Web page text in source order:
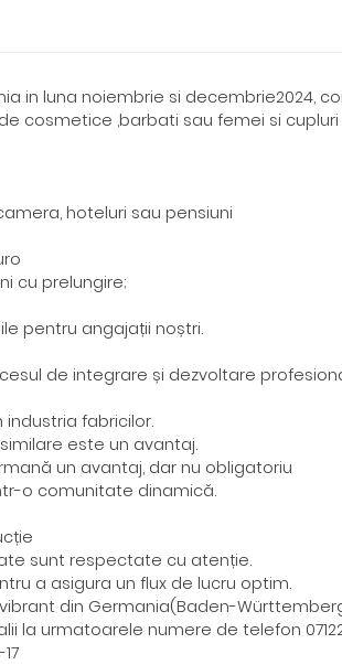
in luna noiembrie si decembrie2024,
cosmetice ,barbati sau femei si
hoteluri sau pensiuni
cu prelungire;
pentru angajații noștri.
de integrare și dezvoltare
fabricilor.
este un avantaj.
un avantaj, dar nu obligatoriu
o comunitate dinamică.
sunt respectate cu atenție.
a asigura un flux de lucru optim.
din Germania(Baden-
la urmatoarele numere de telefon